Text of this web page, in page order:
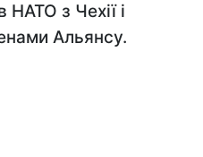
з Чехії і
Альянсу.